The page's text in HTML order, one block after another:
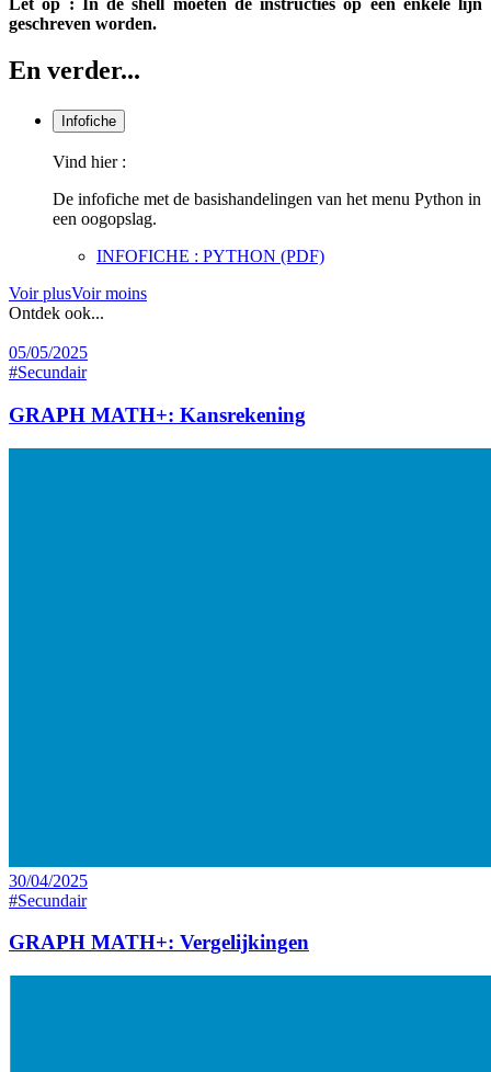
geschreven worden.
En verder...
Infofiche
Vind hier :
De infofiche met de basishandelingen van het menu Python in
een oogopslag.
INFOFICHE : PYTHON (PDF)
Voir plusVoir moins
Ontdek ook...
05/05/2025
#Secundair
GRAPH MATH+: Kansrekening
30/04/2025
#Secundair
GRAPH MATH+: Vergelijkingen